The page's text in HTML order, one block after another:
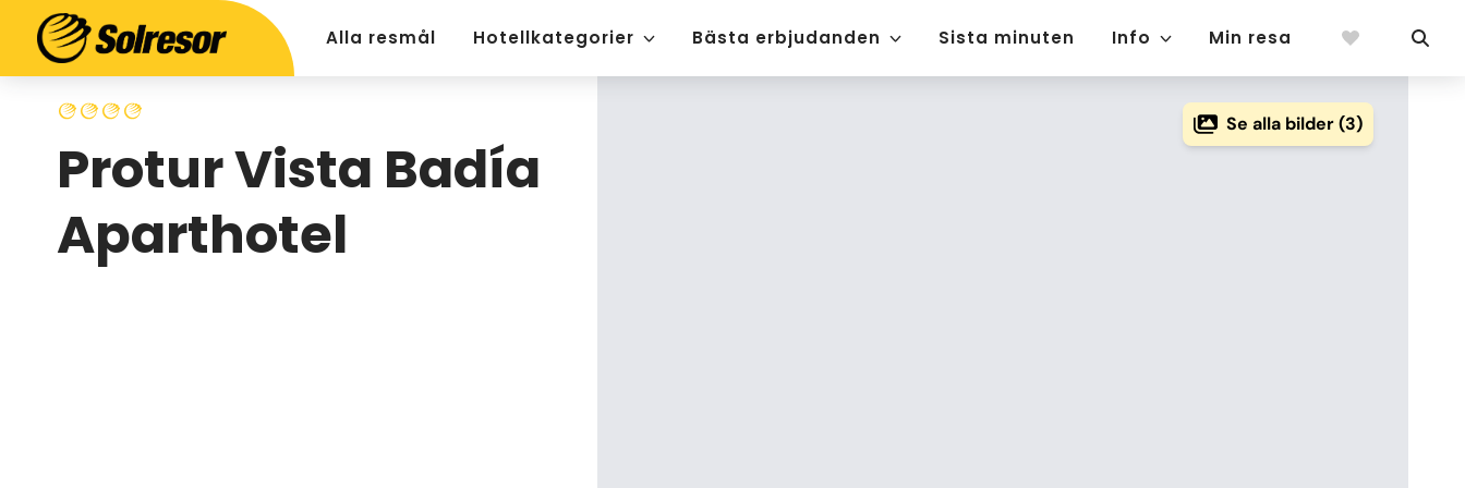
Alla resmål Hotellkategorier Bästa erbjudanden Sista minuten Info Min resa
Protur Vista Badía
Aparthotel
Se alla bilder (3)